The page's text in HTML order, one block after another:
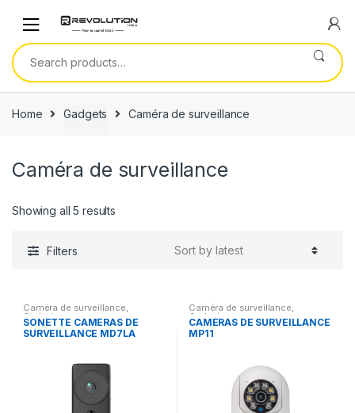
navigation
content
Search
for:
Home Gadgets Caméra de surveillance
Caméra de surveillance
Showing all 5 results
Filters
Caméra de surveillance,
Gadgets
SONETTE CAMÉRAS DE
SURVEILLANCE MD7LA
Caméra de surveillance,
Gadgets
CAMÉRAS DE SURVEILLANCE
MP11